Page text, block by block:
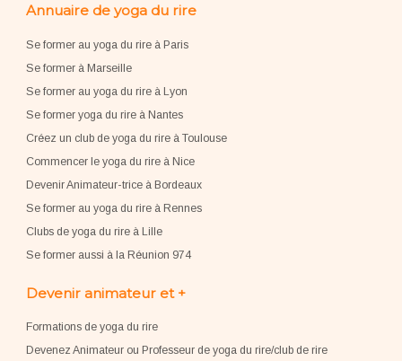
Annuaire de yoga du rire
Se former au yoga du rire à Paris
Se former à Marseille
Se former au yoga du rire à Lyon
Se former yoga du rire à Nantes
Créez un club de yoga du rire à Toulouse
Commencer le yoga du rire à Nice
Devenir Animateur-trice à Bordeaux
Se former au yoga du rire à Rennes
Clubs de yoga du rire à Lille
Se former aussi à la Réunion 974
Devenir animateur et +
Formations de yoga du rire
Devenez Animateur ou Professeur de yoga du rire/club de rire